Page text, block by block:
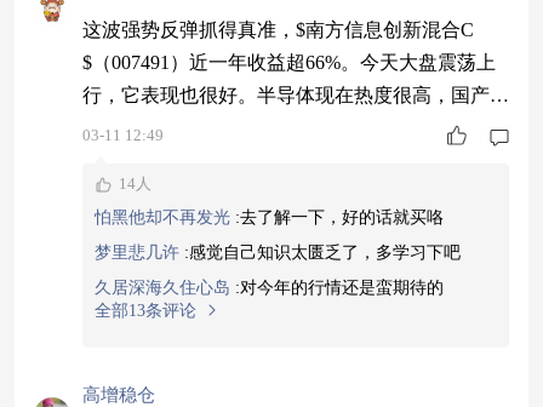
这波强势反弹抓得真准，$南方信息创新混合C
$（007491）近一年收益超66%。今天大盘震荡上
行，它表现也很好。半导体现在热度很高，国产替
代逻辑强，周期也在反转，明年盈利估计会大幅上
错过。看它这走势，应该是踏准了节奏，后面可能
还有空间。#指数操盘手集结令#
03-11 12:49
14人
怕黑他却不再发光 :去了解一下，好的话就买咯
梦里悲几许 :感觉自己知识太匮乏了，多学习下吧
久居深海久住心岛 :对今年的行情还是蛮期待的
全部13条评论
高增稳仓